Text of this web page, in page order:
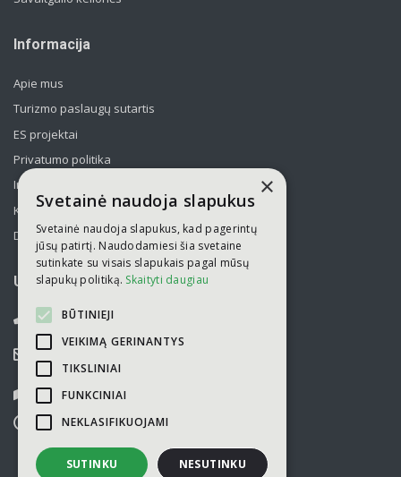
Informacija
Apie mus
Turizmo paslaugų sutartis
ES projektai
Privatumo politika
Informavimas apie asmens duomenų tvarkymą
Kelionės kolektyvams po Lietuvą
Draudimas
UAB „Kelionių laikas“
052751446
info@kelioniulaikas.lt
Kalvarijų g. 14, LT 09309 Vilnius
9.00 - 18.00
×
Svetainė naudoja slapukus
Svetainė naudoja slapukus, kad pagerintų
jūsų patirtį. Naudodamiesi šia svetaine
sutinkate su visais slapukais pagal mūsų
slapukų politiką. Skaityti daugiau
BŪTINIEJI
VEIKIMĄ GERINANTYS
TIKSLINIAI
FUNKCINIAI
NEKLASIFIKUOJAMI
SUTINKU NESUTINKU